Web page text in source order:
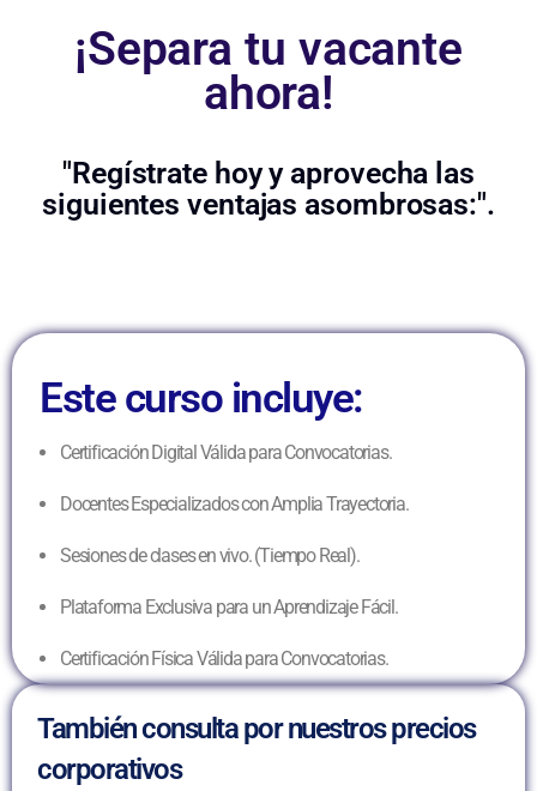
¡Separa tu vacante
ahora!
"Regístrate hoy y aprovecha las
siguientes ventajas asombrosas:".
Este curso incluye:
Certificación Digital Válida para Convocatorias.
Docentes Especializados con Amplia Trayectoria.
Sesiones de clases en vivo. (Tiempo Real).
Plataforma Exclusiva para un Aprendizaje Fácil.
Certificación Física Válida para Convocatorias.
También consulta por nuestros precios
corporativos